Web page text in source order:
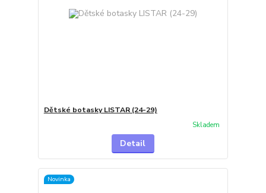
Dětské botasky LISTAR (24-29)
Skladem
Detail
Novinka